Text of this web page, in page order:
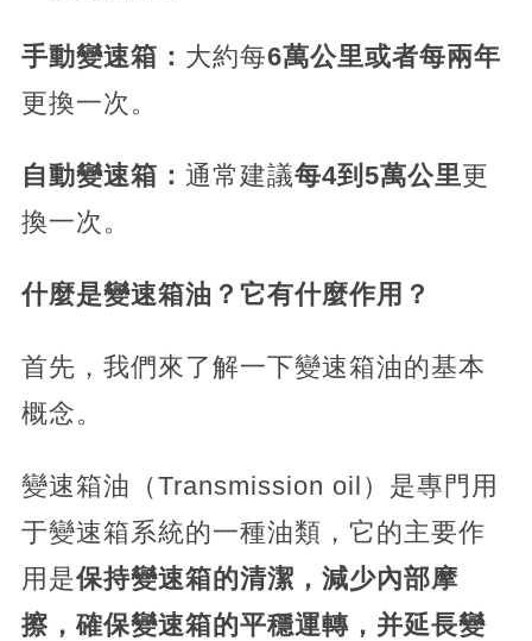
手動變速箱： 大約每6萬公里或者每兩年
更換一次。
自動變速箱： 通常建議每4到5萬公里更
換一次。
什麼是變速箱油？它有什麼作用？
首先，我們來了解一下變速箱油的基本
概念。
變速箱油（Transmission oil）是專門用
于變速箱系統的一種油類，它的主要作
用是保持變速箱的清潔，減少內部摩
擦，確保變速箱的平穩運轉，并延長變